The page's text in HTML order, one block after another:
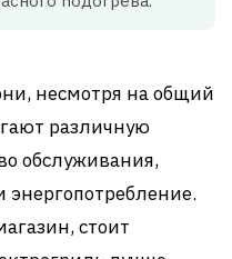
несмотря на общий
различную
обслуживания,
стоит